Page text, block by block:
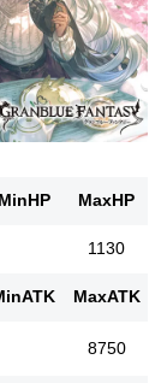
MinHP MaxHP
1130
MaxATK
8750